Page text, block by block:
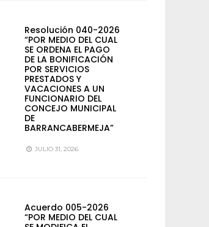
Resolución 040-2026
“POR MEDIO DEL CUAL
SE ORDENA EL PAGO
DE LA BONIFICACIÓN
POR SERVICIOS
PRESTADOS Y
VACACIONES A UN
FUNCIONARIO DEL
CONCEJO MUNICIPAL
DE
BARRANCABERMEJA”
JULIO 31, 2026
Acuerdo 005-2026
“POR MEDIO DEL CUAL